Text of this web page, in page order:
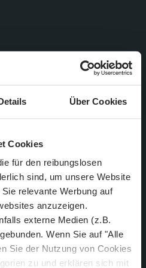
Über Cookies
Cookies
für den reibungslosen
sind, um unsere Website
relevante Werbung auf
anzuzeigen.
externe Medien (z.B.
Wenn Sie auf "Alle
Sie der Nutzung von Cookies
zu und erklären sich mit
den
8.50 Uhr